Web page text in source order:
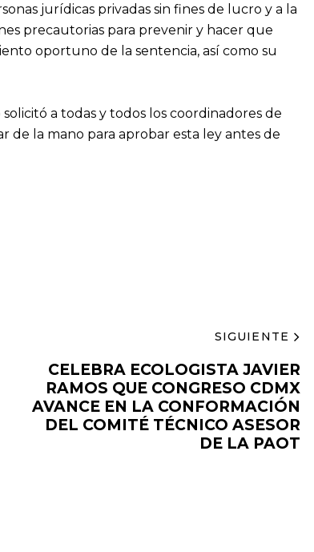
jurídicas privadas sin fines de lucro y a la
precautorias para prevenir y hacer que
oportuno de la sentencia, así como su
a todas y todos los coordinadores de
de la mano para aprobar esta ley antes de
SIGUIENTE
CELEBRA ECOLOGISTA JAVIER
RAMOS QUE CONGRESO CDMX
AVANCE EN LA CONFORMACIÓN
DEL COMITÉ TÉCNICO ASESOR
DE LA PAOT